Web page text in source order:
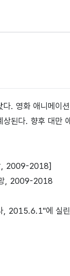
. 영화 애니메이
된다. 향후 대만
, 2009-2018]
2015.6.1"에 실